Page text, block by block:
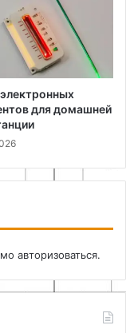
для домашней
авторизоваться.